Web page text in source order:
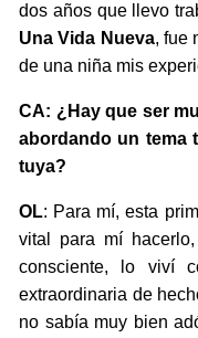
dos años que llevo
Una Vida Nueva, fue
de una niña mis
CA: ¿Hay que ser
abordando un tema
tuya?
OL: Para mí, esta
vital para mí
consciente, lo viví
extraordinaria de
no sabía muy bien